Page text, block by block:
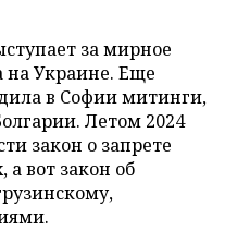
за мирное
на Украине. Еще
в Софии митинги,
Летом 2024
закон о запрете
вот закон об